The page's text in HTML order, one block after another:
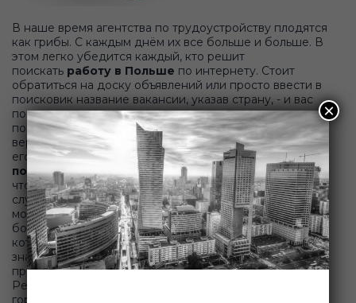
В наше время агентства по трудоустройству плодятся
как грибы. С каждым днём их все больше и больше. В
этом легко убедится каждый, кто решит
поискать работу в Польше по интернету. Стоит
обратиться на доску объявлений или просто ввести в
поисковик название вакансии, указав страну, - и вас
попытаются привлечь десятки самых разных
посредников. Выбор неправильного агентства -
вероятность получитьотказ в визе . Как же
его избежать, и что же важно при выбореагентства
по трудоустройству?● Первое и самое главное -
чтобы агентство было проверенным. В противном
случае существует огромный риск попасть к
мошенникам и получитьотказ в визе. Также
большинство агентств не проверяют вакансии, на
которые отправляют людей. Более того, они и не
знают, как проверить работодателей. Об этом
приходится узнать только на месте. Что делать?
Решать проблемы самому, ведь со стороны такого
горе-агентства получить помощь рассчитывать не
×